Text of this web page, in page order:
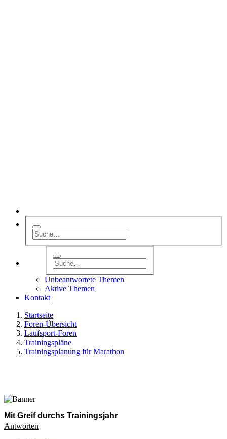
Unbeantwortete Themen
Aktive Themen
Kontakt
Startseite
Foren-Übersicht
Laufsport-Foren
Trainingspläne
Trainingsplanung für Marathon
Mit Greif durchs Trainingsjahr
Antworten